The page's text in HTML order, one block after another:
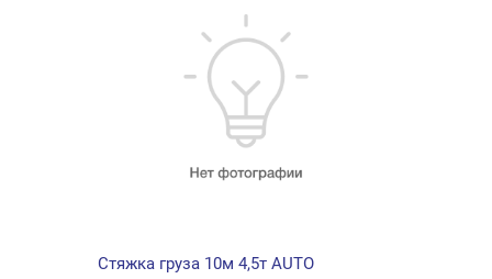
Стяжка груза 10м 4,5т AUTO